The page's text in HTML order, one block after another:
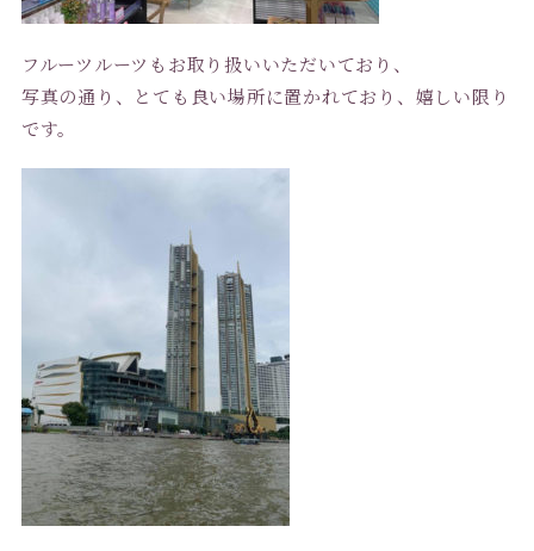
フルーツルーツもお取り扱いいただいており、
写真の通り、とても良い場所に置かれており、嬉しい限り
です。